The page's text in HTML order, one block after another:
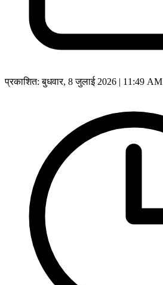
प्रकाशित:बुधवार, 8 जुलाई 2026 | 11:49 AM